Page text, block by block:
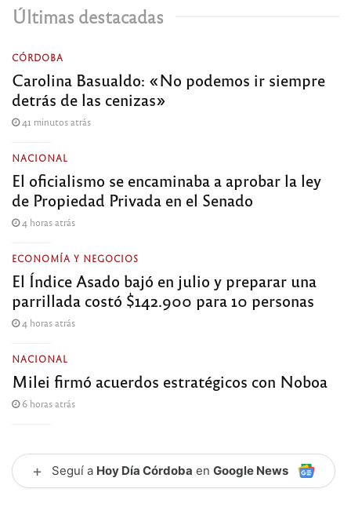
Últimas destacadas
CÓRDOBA
Carolina Basualdo: «No podemos ir siempre
detrás de las cenizas»
41 minutos atrás
NACIONAL
El oficialismo se encaminaba a aprobar la ley
de Propiedad Privada en el Senado
4 horas atrás
ECONOMÍA Y NEGOCIOS
El Índice Asado bajó en julio y preparar una
parrillada costó $142.900 para 10 personas
4 horas atrás
NACIONAL
Milei firmó acuerdos estratégicos con Noboa
6 horas atrás
+ Seguí a Hoy Día Córdoba en Google News